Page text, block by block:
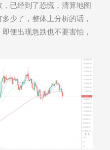
已经到了恐慌，清算地图
少了，整体上分析的话，
便出现急跌也不要害怕，